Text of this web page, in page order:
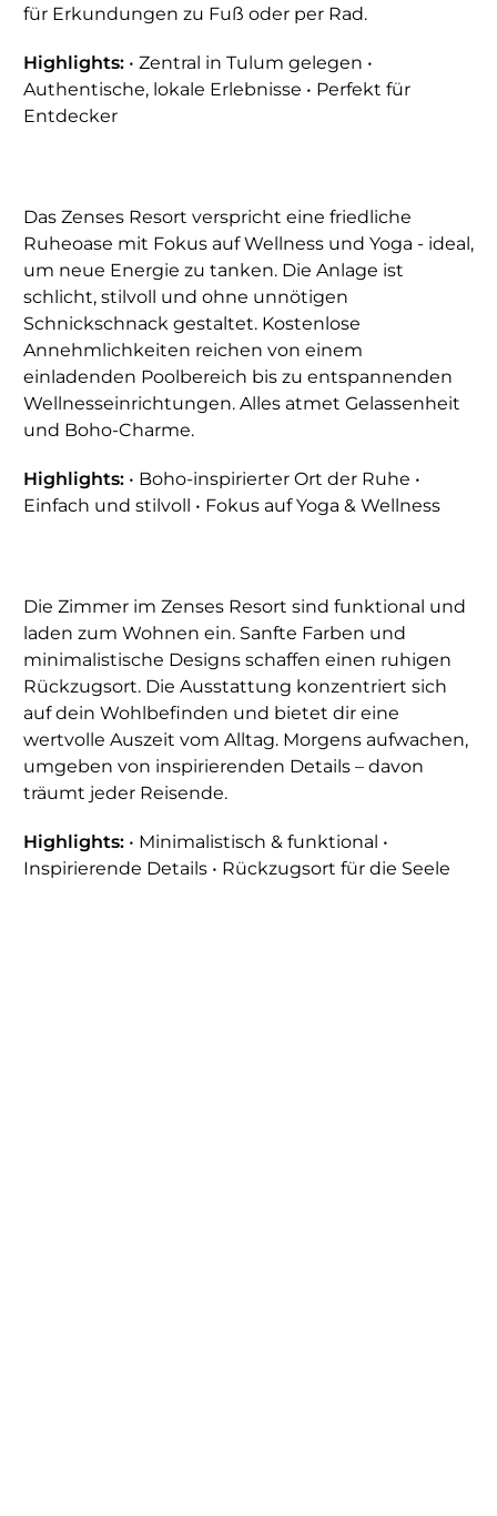
für Erkundungen zu Fuß oder per Rad.
Highlights: • Zentral in Tulum gelegen •
Authentische, lokale Erlebnisse • Perfekt für
Entdecker
Das Zenses Resort verspricht eine friedliche
Ruheoase mit Fokus auf Wellness und Yoga - ideal,
um neue Energie zu tanken. Die Anlage ist
schlicht, stilvoll und ohne unnötigen
Schnickschnack gestaltet. Kostenlose
Annehmlichkeiten reichen von einem
einladenden Poolbereich bis zu entspannenden
Wellnesseinrichtungen. Alles atmet Gelassenheit
und Boho-Charme.
Highlights: • Boho-inspirierter Ort der Ruhe •
Einfach und stilvoll • Fokus auf Yoga & Wellness
Die Zimmer im Zenses Resort sind funktional und
laden zum Wohnen ein. Sanfte Farben und
minimalistische Designs schaffen einen ruhigen
Rückzugsort. Die Ausstattung konzentriert sich
auf dein Wohlbefinden und bietet dir eine
wertvolle Auszeit vom Alltag. Morgens aufwachen,
umgeben von inspirierenden Details – davon
träumt jeder Reisende.
Highlights: • Minimalistisch & funktional •
Inspirierende Details • Rückzugsort für die Seele